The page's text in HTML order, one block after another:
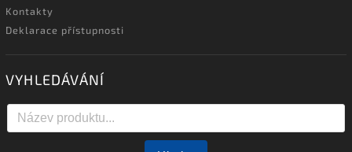
Kontakty
Deklarace přístupnosti
VYHLEDÁVÁNÍ